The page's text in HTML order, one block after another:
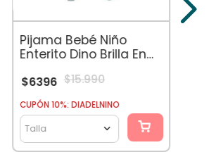
Pijama Bebé Niño
Enterito Dino Brilla En
$6396 $15.990
CUPÓN 10%: DIADELNINO
Talla